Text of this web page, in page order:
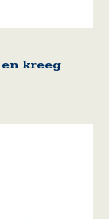
kreeg